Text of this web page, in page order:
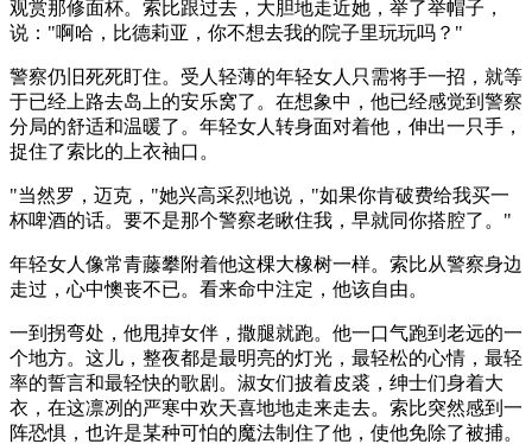
观赏那修面杯。索比跟过去，大胆地走近她，举了举帽子，
说："啊哈，比德莉亚，你不想去我的院子里玩玩吗？"
警察仍旧死死盯住。受人轻薄的年轻女人只需将手一招，就等
于已经上路去岛上的安乐窝了。在想象中，他已经感觉到警察
分局的舒适和温暖了。年轻女人转身面对着他，伸出一只手，
捉住了索比的上衣袖口。
"当然罗，迈克，"她兴高采烈地说，"如果你肯破费给我买一
杯啤酒的话。要不是那个警察老瞅住我，早就同你搭腔了。"
年轻女人像常青藤攀附着他这棵大橡树一样。索比从警察身边
走过，心中懊丧不已。看来命中注定，他该自由。
一到拐弯处，他甩掉女伴，撒腿就跑。他一口气跑到老远的一
个地方。这儿，整夜都是最明亮的灯光，最轻松的心情，最轻
率的誓言和最轻快的歌剧。淑女们披着皮裘，绅士们身着大
衣，在这凛冽的严寒中欢天喜地地走来走去。索比突然感到一
阵恐惧，也许是某种可怕的魔法制住了他，使他免除了被捕。